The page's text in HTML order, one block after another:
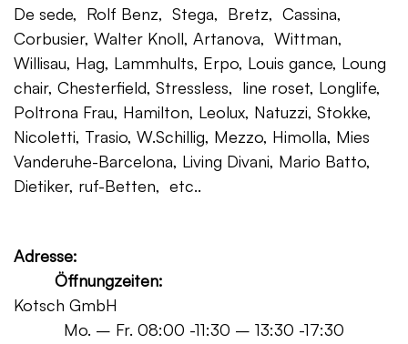
De sede, Rolf Benz, Stega, Bretz, Cassina,
Corbusier, Walter Knoll, Artanova, Wittman,
Willisau, Hag, Lammhults, Erpo, Louis gance, Loung
chair, Chesterfield, Stressless, line roset, Longlife,
Poltrona Frau, Hamilton, Leolux, Natuzzi, Stokke,
Nicoletti, Trasio, W.Schillig, Mezzo, Himolla, Mies
Vanderuhe-Barcelona, Living Divani, Mario Batto,
Dietiker, ruf-Betten, etc..
Adresse:
Öffnungzeiten:
Kotsch GmbH
Mo. – Fr. 08:00 -11:30 – 13:30 -17:30